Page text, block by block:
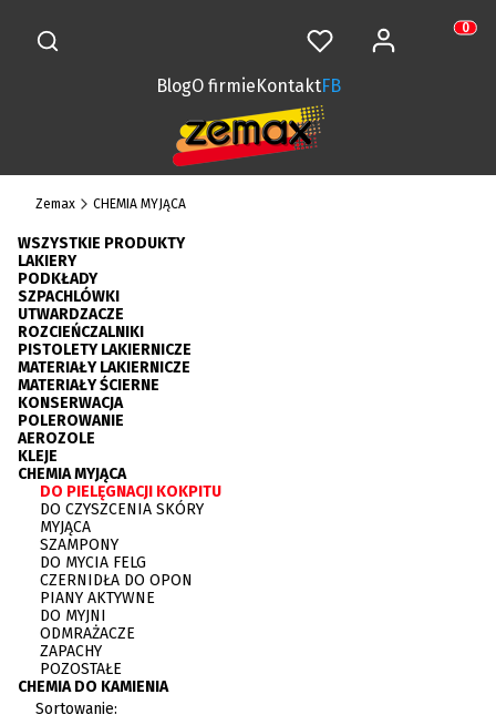
Otwórz wyszukiwarkę
Szukaj Ulubione Zaloguj się
BlogO firmieKontaktFB
Zemax CHEMIA MYJĄCA
WSZYSTKIE PRODUKTY
LAKIERY
PODKŁADY
SZPACHLÓWKI
UTWARDZACZE
ROZCIEŃCZALNIKI
PISTOLETY LAKIERNICZE
MATERIAŁY LAKIERNICZE
MATERIAŁY ŚCIERNE
KONSERWACJA
POLEROWANIE
AEROZOLE
KLEJE
CHEMIA MYJĄCA
DO PIELĘGNACJI KOKPITU
DO CZYSZCENIA SKÓRY
MYJĄCA
SZAMPONY
DO MYCIA FELG
CZERNIDŁA DO OPON
PIANY AKTYWNE
DO MYJNI
ODMRAŻACZE
ZAPACHY
POZOSTAŁE
CHEMIA DO KAMIENIA
Koniec menu
Lista produktów
Sortowanie: